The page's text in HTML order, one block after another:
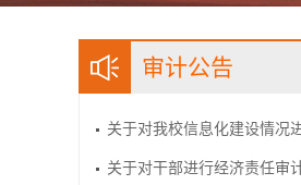
审计公告
关于对我校信息化建设情况
关于对干部进行经济责任审